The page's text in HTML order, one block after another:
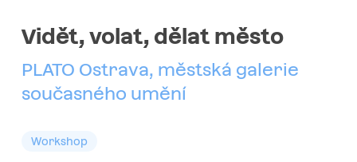
Vidět, volat, dělat město
PLATO Ostrava, městská galerie
současného umění
Workshop